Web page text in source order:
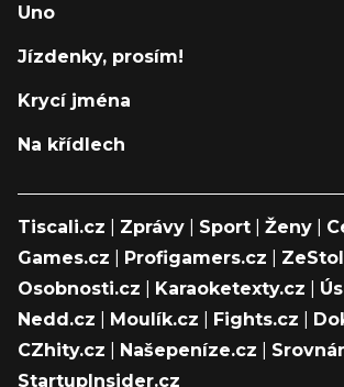
Uno
Jízdenky, prosím!
Krycí jména
Na křídlech
Tiscali.cz Zprávy Sport Ženy
Games.cz
Profigamers.cz
Osobnosti.cz
Karaoketexty.cz
Nedd.cz
Moulík.cz Fights.cz
CZhity.cz
Našepeníze.cz
StartupInsider.cz